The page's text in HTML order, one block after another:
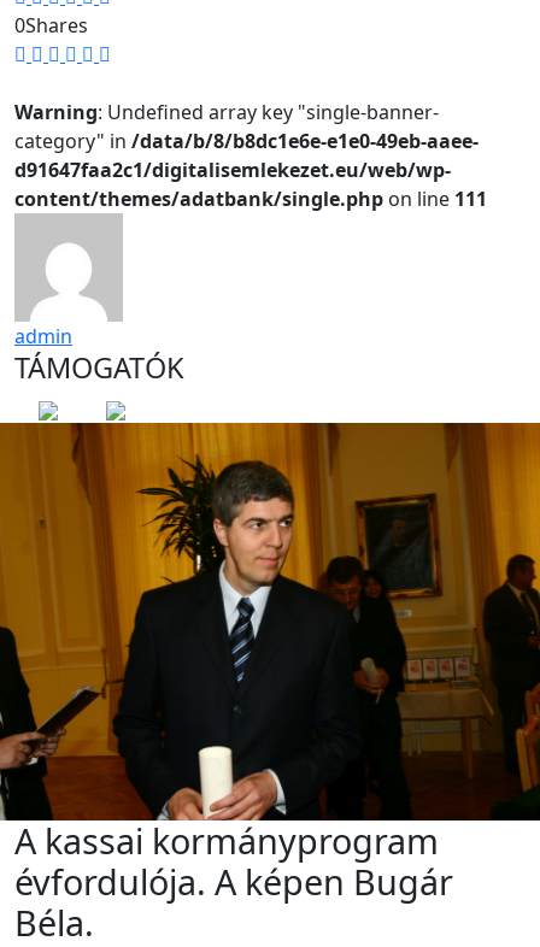
0Shares
Warning: Undefined array key "single-banner-
category" in /data/b/8/b8dc1e6e-e1e0-49eb-aaee-
d91647faa2c1/digitalisemlekezet.eu/web/wp-
content/themes/adatbank/single.php on line 111
admin
TÁMOGATÓK
A kassai kormányprogram
évfordulója. A képen Bugár
Béla.